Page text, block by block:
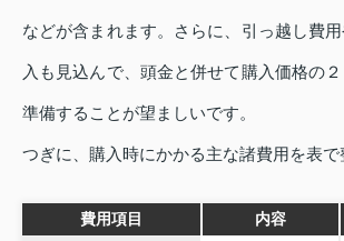
などが含まれます。さらに、引っ越し費
入も見込んで、頭金と併せて購入価格の
準備することが望ましいです。
つぎに、購入時にかかる主な諸費用を表で
費用項目 内容